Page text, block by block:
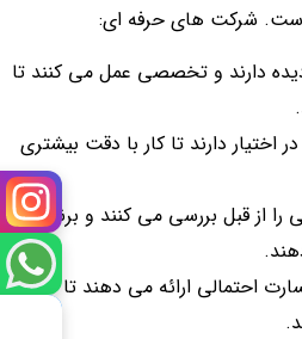
شرکت های حرفه ای:
دارند و تخصصی عمل می کنند تا
اختیار دارند تا کار با دقت بیشتری
از قبل بررسی می کنند و برنامه
احتمالی ارائه می دهند تا